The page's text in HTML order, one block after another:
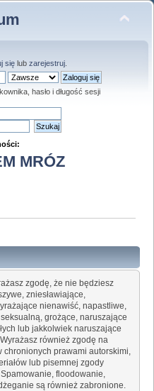
sięlub zarejestruj.
hasło i długość sesji
MRÓZ
zgodę, że nie będziesz
zniesławiające,
nienawiść, napastliwe,
grożące, naruszające
lub jakkolwiek naruszające
również zgodę na
chronionych prawami autorskimi,
lub pisemnej zgody
Spamowanie, floodowanie,
są również zabronione.